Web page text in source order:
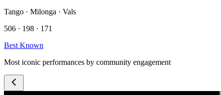
Tango · Milonga · Vals
506 · 198 · 171
Best Known
Most iconic performances by community engagement